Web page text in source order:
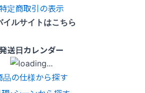
特定商取引の表示
イルサイトはこちら
送日カレンダー
品の仕様から探す